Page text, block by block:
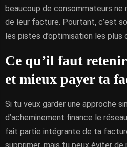
beaucoup de consommateurs ne
de leur facture. Pourtant, c’est
les pistes d’optimisation les plus
Ce qu’il faut
et mieux payer ta
Si tu veux garder une approche
d’acheminement finance le
fait partie intégrante de ta